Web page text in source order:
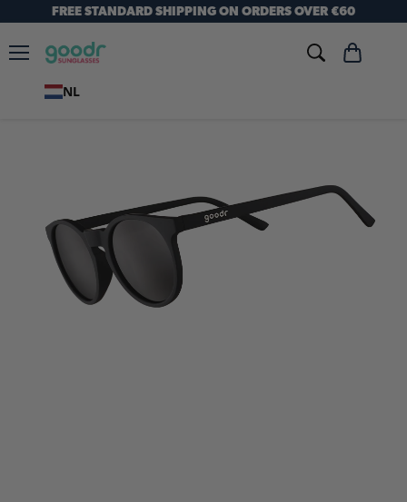
FREE STANDARD SHIPPING ON ORDERS OVER €60
Menu
NL